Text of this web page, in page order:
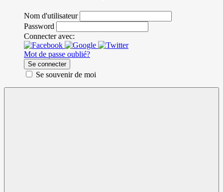
Nom d'utilisateur
Password
Connecter avec:
Mot de passe oublié?
Se connecter
Se souvenir de moi